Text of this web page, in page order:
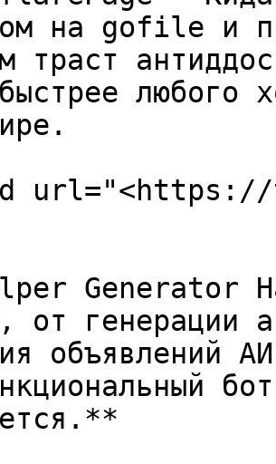
на gofile и
траст
любого
url="<https://
Generator
от генерации
объявлений